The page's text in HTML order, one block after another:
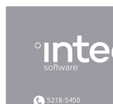
5218-5450